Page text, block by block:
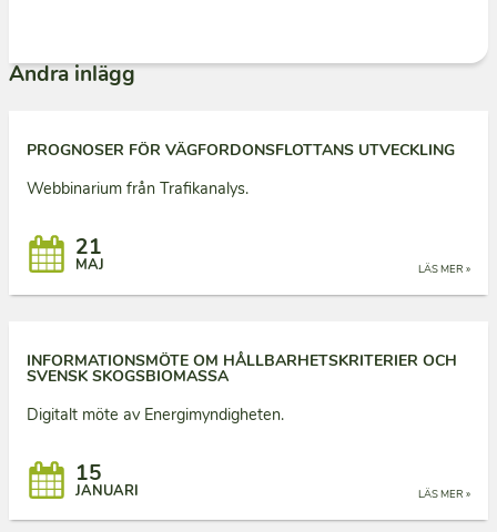
Andra inlägg
PROGNOSER FÖR VÄGFORDONSFLOTTANS UTVECKLING
Webbinarium från Trafikanalys.
LÄS MER »
21
MAJ
INFORMATIONSMÖTE OM HÅLLBARHETSKRITERIER OCH
SVENSK SKOGSBIOMASSA
Digitalt möte av Energimyndigheten.
LÄS MER »
15
JANUARI